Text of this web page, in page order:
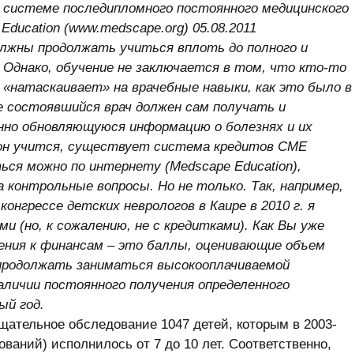
последипломного постоянного медицинского
(www.medscape.org) 05.08.2011
продолжать учиться вплоть до полного и
Однако, обучение не заключается в том, что кто-то
на врачебные навыки, как это было в
врач должен сам получать и
обновляющуюся информацию о болезнях и их
учится, существует система кредитов CME
можно по интернету (Medscape Education),
вопросы. Но не только. Так, например,
детских неврологов в Каире в 2010 г. я
(но, к сожалению, не с кредитками). Как Вы уже
к финансам – это баллы, оценивающие объем
заниматься высокооплачиваемой
постоянного получения определенного
год.
обследование 1047 детей, которым в 2003-
исполнилось от 7 до 10 лет. Соответственно,